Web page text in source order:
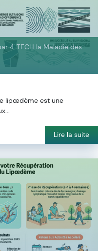
4-TECH la Maladie des
lipœdème est une
Lire la suite